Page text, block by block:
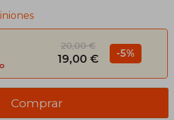
20,00 €
19,00 € -5%
Comprar